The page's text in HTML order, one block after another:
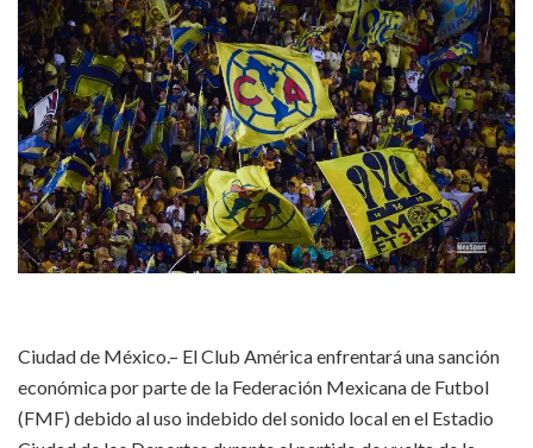
Ciudad de México.– El Club América enfrentará una sanción
económica por parte de la Federación Mexicana de Futbol
(FMF) debido al uso indebido del sonido local en el Estadio